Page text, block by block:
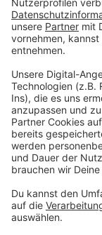
Anzeige
Wir